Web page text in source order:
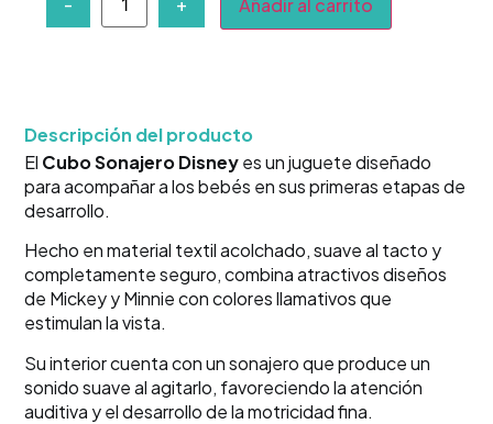
Añadir al carrito
Descripción del producto
El Cubo Sonajero Disneyes un juguete diseñado
para acompañar a los bebés en sus primeras etapas de
desarrollo.
Hecho en material textil acolchado, suave al tacto y
completamente seguro, combina atractivos diseños
de Mickey y Minnie con colores llamativos que
estimulan la vista.
Su interior cuenta con un sonajero que produce un
sonido suave al agitarlo, favoreciendo la atención
auditiva y el desarrollo de la motricidad fina.